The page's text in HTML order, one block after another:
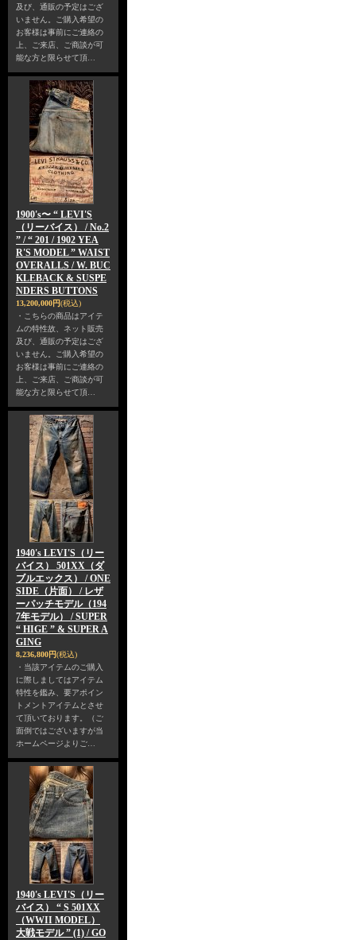
及び、通販の予定はござ
いません。ご購入希望の
お客様は事前にご連絡の
上、ご来店、ご商談が可
能な方と限らせて頂…
1900's〜 “ LEVI'S
（リーバイス） / No.2
” / “ 201 / 1902 YEA
R'S MODEL ” WAIST
OVERALLS / W. BUC
KLEBACK & SUSPE
NDERS BUTTONS
13,200,000円(税込)
・こちらの商品はアイテ
ムの特性故、ネット販売
及び、通販の予定はござ
いません。ご購入希望の
お客様は事前にご連絡の
上、ご来店、ご商談が可
能な方と限らせて頂…
1940's LEVI'S（リー
バイス） 501XX（ダ
ブルエックス） / ONE
SIDE（片面） / レザ
ーパッチモデル（194
7年モデル） / SUPER
“ HIGE ” & SUPER A
GING
8,236,800円(税込)
・当該アイテムのご購入
に際しましてはアイテム
特性を鑑み、要アポイン
トメントアイテムとさせ
て頂いております。（ご
面倒ではございますが当
ホームページよりご…
1940's LEVI'S（リー
バイス） “ S 501XX
（WWII MODEL）
大戦モデル ” (1) / GO